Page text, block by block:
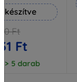
készítve
Ft
Ft
> 5 darab